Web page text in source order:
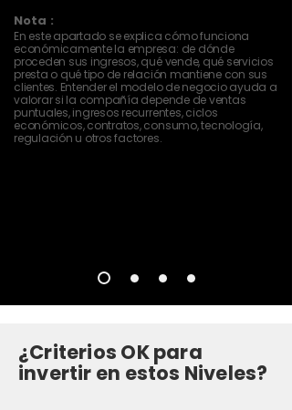
Nota :
En este apartado se explica cómo funciona
económicamente la empresa: de dónde
proceden sus ingresos, qué vende, qué servicios
presta o qué tipo de relación mantiene con sus
clientes. Entender el modelo de negocio ayuda a
valorar si la compañía depende de ventas
puntuales, ingresos recurrentes, ciclos
económicos, contratos, consumo, tecnología,
regulación u otros factores.
¿Criterios OK para
invertir en estos Niveles?